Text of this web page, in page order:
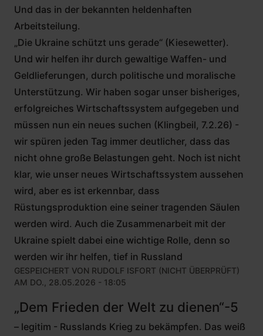
Und das in der bekannten heldenhaften
Arbeitsteilung.
„Die Ukraine schützt uns gerade“ (Kiesewetter).
Und wir helfen ihr durch gewaltige Waffen- und
Geldlieferungen, durch politische und moralische
Unterstützung. Wir haben sogar unser bisheriges,
erfolgreiches Wirtschaftssystem aufgegeben und
müssen nun ein neues suchen (Klingbeil, 7.2.26) -
wir spüren jeden Tag immer deutlicher, dass das
nicht ohne große Belastungen geht. Noch ist nicht
klar, wie unser neues Wirtschaftssystem aussehen
wird, aber es ist erkennbar, dass
Rüstungsproduktion eine seiner tragenden Säulen
werden wird. Auch die Zusammenarbeit mit der
Ukraine spielt dabei eine wichtige Rolle, denn so
werden wir ihr helfen, tief in Russland
GESPEICHERT VON RUDOLF ISFORT (NICHT ÜBERPRÜFT)
AM DO., 28.05.2026 - 18:05
„Dem Frieden der Welt zu dienen“-5
– legitim - Russlands Krieg zu bekämpfen. Das weiß